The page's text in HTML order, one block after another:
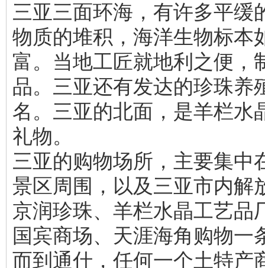
三亚三面环海，有许多平缓
物质的堆积，海洋生物标本
富。当地工匠就地利之便，
品。三亚还有发达的珍珠养
名。三亚的北面，是羊栏水
礼物。
三亚的购物场所，主要集中
景区周围，以及三亚市内解
京润珍珠、羊栏水晶工艺品
国宾商场、天涯海角购物一
而到通什，任何一个土特产